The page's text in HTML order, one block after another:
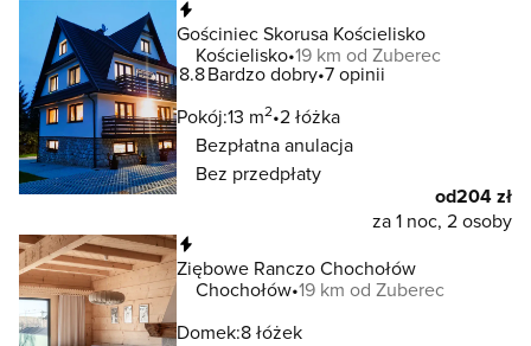
Gościniec Skorusa Kościelisko
Kościelisko 19 km od Zuberec
8.8Bardzo dobry 7 opinii
Pokój:13 m2 2 łóżka
Bezpłatna anulacja
Bez przedpłaty
od204 zł
za 1 noc, 2 osoby
Ziębowe Ranczo Chochołów
Chochołów 19 km od Zuberec
Domek:8 łóżek